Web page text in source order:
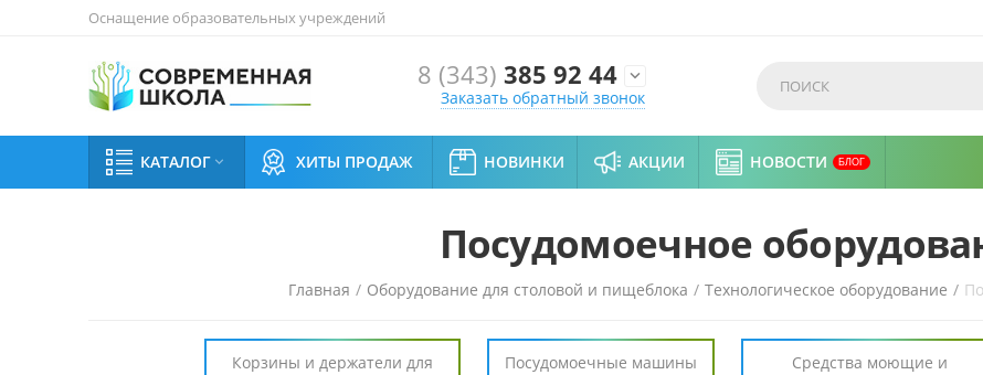
Оснащение образовательных учреждений
8 (343) 385 92 44 
Заказать обратный звонок
КАТАЛОГ  ХИТЫ ПРОДАЖ НОВИНКИ АКЦИИ НОВОСТИ БЛОГ
Посудомоечное
Главная / Оборудование для столовой и пищеблока / Технологическое оборудование /
Корзины и держатели для
Посудомоечные машины
Средства моющие и